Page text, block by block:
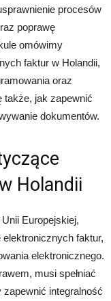
procesów
poprawę
omówimy
faktur w Holandii,
oraz
także, jak zapewnić
dokumentów.
Holandii
Europejskiej,
faktur,
elektronicznego.
musi spełniać
integralność